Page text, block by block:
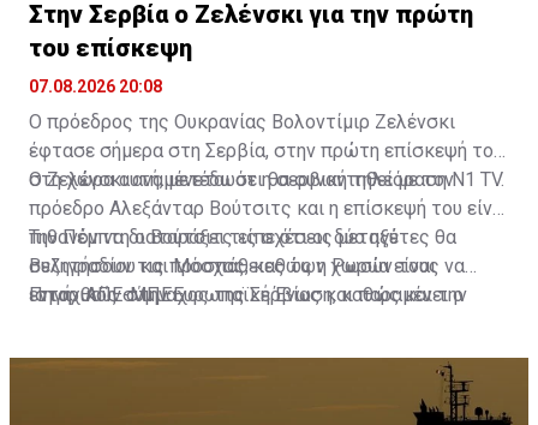
Στην Σερβία ο Ζελένσκι για την πρώτη
του επίσκεψη
07.08.2026 20:08
Ο πρόεδρος της Ουκρανίας Βολοντίμιρ Ζελένσκι
έφτασε σήμερα στη Σερβία, στην πρώτη επίσκεψή του
στη χώρα αυτή, μετέδωσε η σερβική τηλεόραση N1 TV.
Ο Ζελένσκι αναμένεται ότι θα συναντηθεί με τον
πρόεδρο Αλεξάνταρ Βούτσιτς και η επίσκεψή του είναι
πιθανόν να διαταράξει τις σχέσεις μεταξύ
Βελιγραδίου και Μόσχας, καθώς η Ρωσία είναι
ιστορικός σύμμαχος της Σερβίας και παραμένει ο
Την Πέμπτη ο Βούτσιτς είπε ότι οι δύο ηγέτες θα
συζητήσουν τις προσπάθειες των χωρών τους να
ενταχθούν στην Ευρωπαϊκή Ένωση, καθώς και την
Πηγή: ΑΠΕ-ΜΠΕ